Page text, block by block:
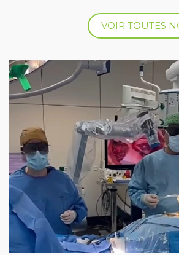
VOIR TOUTES